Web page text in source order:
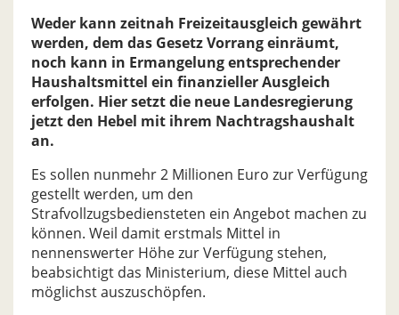
Weder kann zeitnah Freizeitausgleich gewährt
werden, dem das Gesetz Vorrang einräumt,
noch kann in Ermangelung entsprechender
Haushaltsmittel ein finanzieller Ausgleich
erfolgen. Hier setzt die neue Landesregierung
jetzt den Hebel mit ihrem Nachtragshaushalt
an.
Es sollen nunmehr 2 Millionen Euro zur Verfügung
gestellt werden, um den
Strafvollzugsbediensteten ein Angebot machen zu
können. Weil damit erstmals Mittel in
nennenswerter Höhe zur Verfügung stehen,
beabsichtigt das Ministerium, diese Mittel auch
möglichst auszuschöpfen.